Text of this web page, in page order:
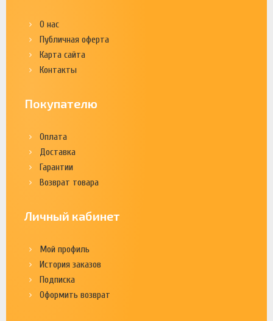
О нас
Публичная оферта
Карта сайта
Контакты
Покупателю
Оплата
Доставка
Гарантии
Возврат товара
Личный кабинет
Мой профиль
История заказов
Подписка
Оформить возврат